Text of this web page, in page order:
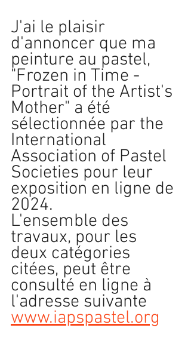
J'ai le plaisir
d'annoncer que ma
peinture au pastel,
"Frozen in Time -
Portrait of the Artist's
Mother" a été
sélectionnée par the
International
Association of Pastel
Societies pour leur
exposition en ligne de
2024.
L'ensemble des
travaux, pour les
deux catégories
citées, peut être
consulté en ligne à
l'adresse suivante
www.iapspastel.org